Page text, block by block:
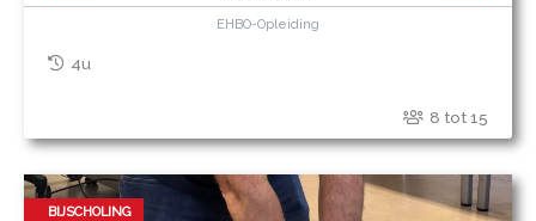
EHBO-Opleiding
4u
8 tot 15
BIJSCHOLING